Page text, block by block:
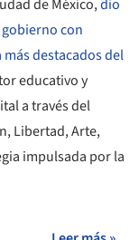
de México,dio
con
destacados del
educativo y
a través del
Libertad, Arte,
impulsada por la